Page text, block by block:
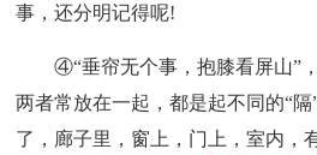
事，还分明记得呢!
④“垂帘无个事，抱膝看屏山”
两者常放在一起，都是起不同的“
了，廊子里，窗上，门上，室内，